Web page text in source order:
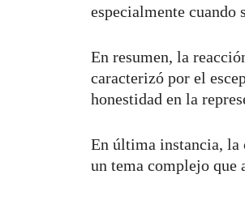
especialmente
En resumen, la
caracterizó por el
honestidad en la
En última instancia, la
un tema complejo que